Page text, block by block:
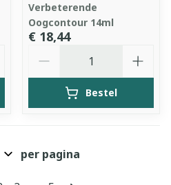
Verbeterende
Oogcontour 14ml
€ 18,44
Bestel
Pagina's
per pagina